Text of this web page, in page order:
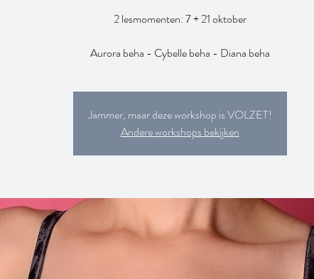
2 lesmomenten: 7 + 21 oktober
Aurora beha - Cybelle beha - Diana beha
Jammer, maar deze workshop is VOLZET!
Andere workshops bekijken